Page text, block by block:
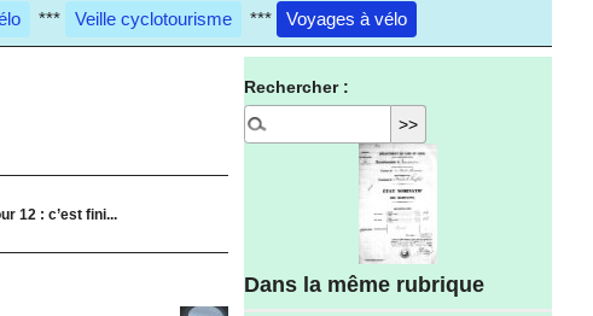
*** Veille cyclotourisme *** Voyages à vélo
12 : c’est fini...
Rechercher :
Dans la même rubrique